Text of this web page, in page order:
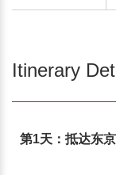
Itinerary
第1天：抵达东京